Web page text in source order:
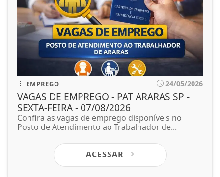
EMPREGO 24/05/2026
VAGAS DE EMPREGO - PAT ARARAS SP -
SEXTA-FEIRA - 07/08/2026
Confira as vagas de emprego disponíveis no
Posto de Atendimento ao Trabalhador de...
ACESSAR